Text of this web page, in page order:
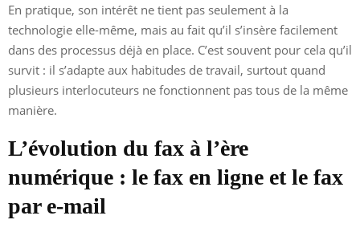
En pratique, son intérêt ne tient pas seulement à la
technologie elle-même, mais au fait qu’il s’insère facilement
dans des processus déjà en place. C’est souvent pour cela qu’il
survit : il s’adapte aux habitudes de travail, surtout quand
plusieurs interlocuteurs ne fonctionnent pas tous de la même
manière.
L’évolution du fax à l’ère
numérique : le fax en ligne et le fax
par e-mail